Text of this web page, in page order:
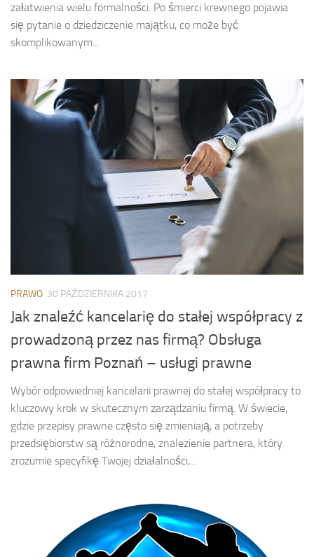
załatwienia wielu formalności. Po śmierci krewnego pojawia
się pytanie o dziedziczenie majątku, co może być
skomplikowanym...
PRAWO 30 PAŹDZIERNIKA 2017
Jak znaleźć kancelarię do stałej współpracy z
prowadzoną przez nas firmą? Obsługa
prawna firm Poznań – usługi prawne
Wybór odpowiedniej kancelarii prawnej do stałej współpracy to
kluczowy krok w skutecznym zarządzaniu firmą. W świecie,
gdzie przepisy prawne często się zmieniają, a potrzeby
przedsiębiorstw są różnorodne, znalezienie partnera, który
zrozumie specyfikę Twojej działalności,...